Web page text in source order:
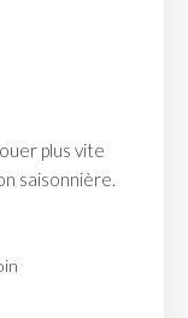
plus vite
saisonnière.